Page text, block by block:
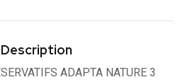
Description
ADAPTA NATURE 3